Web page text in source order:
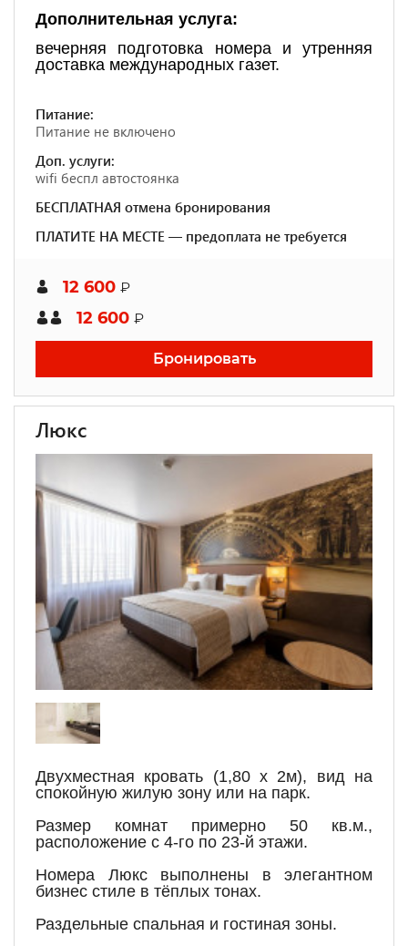
Дополнительная услуга:
вечерняя подготовка номера и утренняя
доставка международных газет.
Питание:
Питание не включено
Доп. услуги:
wifi беспл автостоянка
БЕСПЛАТНАЯ отмена бронирования
ПЛАТИТЕ НА МЕСТЕ — предоплата не требуется
12 600 ₽
12 600 ₽
Бронировать
Люкс
Двухместная кровать (1,80 х 2м), вид на
спокойную жилую зону или на парк.
Размер комнат примерно 50 кв.м.,
расположение с 4-го по 23-й этажи.
Номера Люкс выполнены в элегантном
бизнес стиле в тёплых тонах.
Раздельные спальная и гостиная зоны.